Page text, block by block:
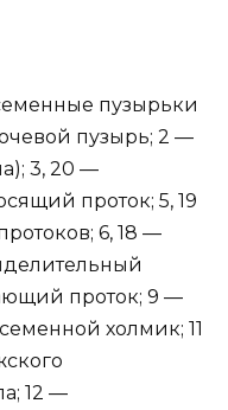
пузырьки
пузырь; 2 —
3, 20 —
проток; 5, 19
6, 18 —
проток; 9 —
холмик; 11
12 —